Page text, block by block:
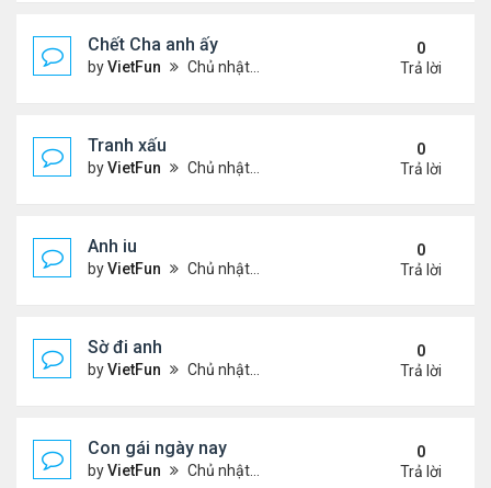
Chết Cha anh ấy
byVietFun Chủ nhật Tháng 12 12, 2021 11:21 pm
0
Trả lời
Tranh xấu
byVietFun Chủ nhật Tháng 12 12, 2021 11:18 pm
0
Trả lời
Anh iu
byVietFun Chủ nhật Tháng 12 12, 2021 11:18 pm
0
Trả lời
Sờ đi anh
byVietFun Chủ nhật Tháng 12 12, 2021 11:16 pm
0
Trả lời
Con gái ngày nay
byVietFun Chủ nhật Tháng 12 12, 2021 11:16 pm
0
Trả lời